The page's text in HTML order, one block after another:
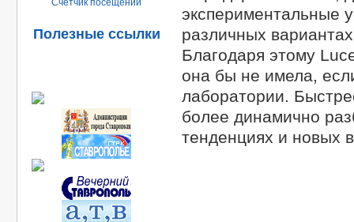
Счетчик посещений
Полезные ссылки
экспериментальные
различных
Благодаря этому
она бы не имела,
лаборатории.
более динамично
тенденциях и новых